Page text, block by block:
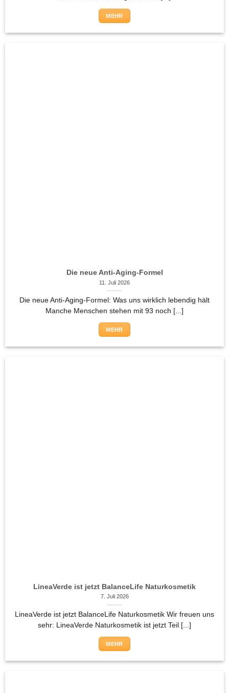
MEHR
Die neue Anti-Aging-Formel
11. Juli 2026
Die neue Anti-Aging-Formel: Was uns wirklich lebendig hält
Manche Menschen stehen mit 93 noch [...]
MEHR
LineaVerde ist jetzt BalanceLife Naturkosmetik
7. Juli 2026
LineaVerde ist jetzt BalanceLife Naturkosmetik Wir freuen uns
sehr: LineaVerde Naturkosmetik ist jetzt Teil [...]
MEHR